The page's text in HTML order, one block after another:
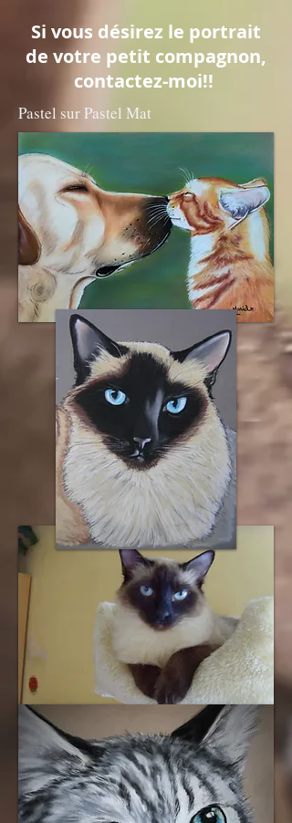
Si vous désirez le portrait
de votre petit compagnon,
contactez-moi!!
Pastel sur Pastel Mat